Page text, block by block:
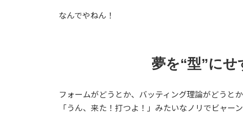
なんでやねん！
夢を“型”にせ
フォームがどうとか、バッティング理論がどうと
「うん、来た！打つよ！」みたいなノリでビャー